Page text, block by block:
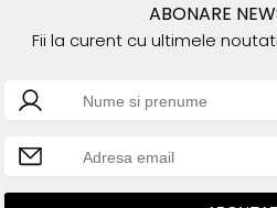
ABONARE
Fii la curent cu ultimele